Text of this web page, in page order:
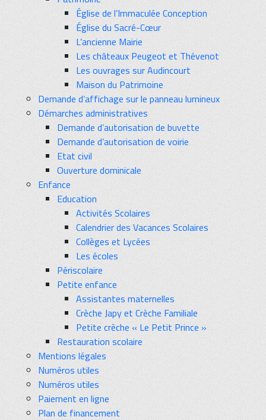
Église de l’Immaculée Conception
Église du Sacré-Cœur
L’ancienne Mairie
Les châteaux Peugeot et Thévenot
Les ouvrages sur Audincourt
Maison du Patrimoine
Demande d’affichage sur le panneau lumineux
Démarches administratives
Demande d’autorisation de buvette
Demande d’autorisation de voirie
Etat civil
Ouverture dominicale
Enfance
Education
Activités Scolaires
Calendrier des Vacances Scolaires
Collèges et Lycées
Les écoles
Périscolaire
Petite enfance
Assistantes maternelles
Crèche Japy et Crèche Familiale
Petite crèche « Le Petit Prince »
Restauration scolaire
Mentions légales
Numéros utiles
Numéros utiles
Paiement en ligne
Plan de financement